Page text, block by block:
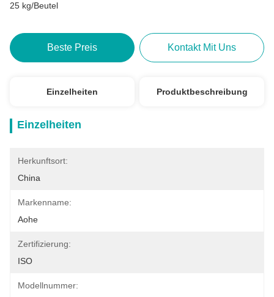
25 kg/Beutel
Beste Preis Kontakt Mit Uns
Einzelheiten Produktbeschreibung
Einzelheiten
Herkunftsort:
China
Markenname:
Aohe
Zertifizierung:
ISO
Modellnummer: